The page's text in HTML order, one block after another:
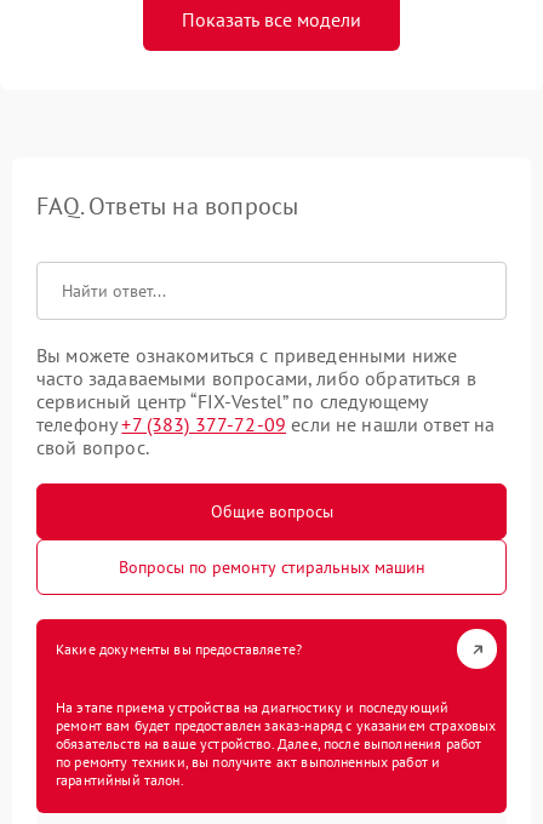
Показать все модели
FAQ. Ответы на вопросы
Вы можете ознакомиться с приведенными ниже
часто задаваемыми вопросами, либо обратиться в
сервисный центр “FIX-Vestel” по следующему
телефону+7 (383) 377-72-09 если не нашли ответ на
свой вопрос.
Общие вопросы
Вопросы по ремонту стиральных машин
Какие документы вы предоставляете?
На этапе приема устройства на диагностику и последующий
ремонт вам будет предоставлен заказ-наряд с указанием страховых
обязательств на ваше устройство. Далее, после выполнения работ
по ремонту техники, вы получите акт выполненных работ и
гарантийный талон.